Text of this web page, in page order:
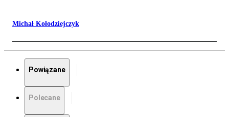
Michał Kołodziejczyk
Powiązane
Polecane